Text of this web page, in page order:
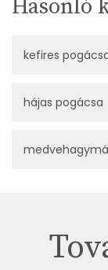
Hasonló
kefires
hájas pogácsa